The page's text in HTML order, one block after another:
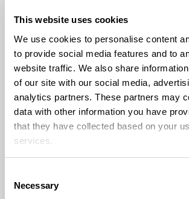
This website uses cookies
We use cookies to personalise content
to provide social media features and to
website traffic. We also share
of our site with our social media,
analytics partners. These partners may
data with other information you have
that they have collected based on your
services.
Selection
Necessary
¿Qué beneficio tendría
reclasificación?
Una reclasificación del cannabis
significativamente las barreras
mucho tiempo la investigación
usos médicos y terapéuticos de